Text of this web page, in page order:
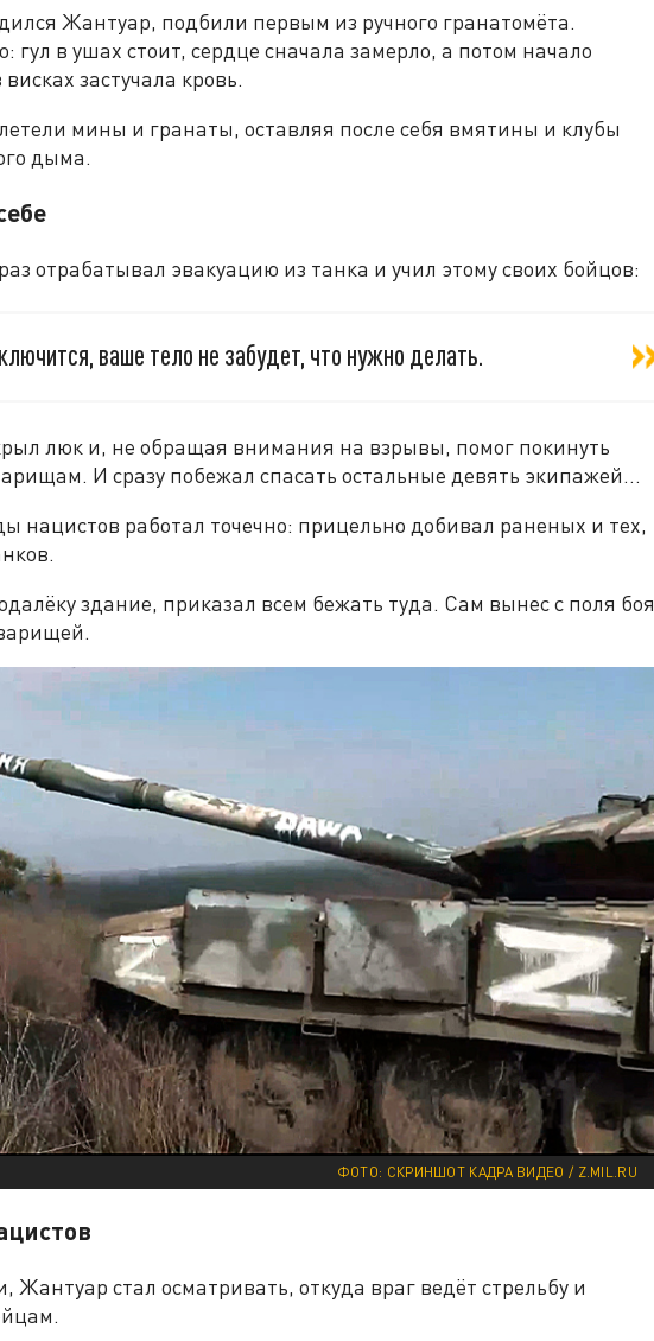
Жантуар, подбили первым из ручного гранатомёта.
гул в ушах стоит, сердце сначала замерло, а потом начало
застучала кровь.
мины и гранаты, оставляя после себя вмятины и клубы
дыма.
отрабатывал эвакуацию из танка и учил этому своих бойцов:
ваше тело не забудет, что нужно делать.
люк и, не обращая внимания на взрывы, помог покинуть
И сразу побежал спасать остальные девять экипажей…
нацистов работал точечно: прицельно добивал раненых и тех,
здание, приказал всем бежать туда. Сам вынес с поля боя
ФОТО: СКРИНШОТ КАДРА ВИДЕО / Z.MIL.RU
Жантуар стал осматривать, откуда враг ведёт стрельбу и